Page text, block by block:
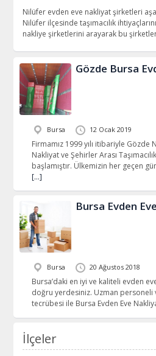
Nilüfer evden eve nakliyat şirketleri
Nilüfer ilçesinde taşımacılık
nakliye şirketlerini arayarak bu
Gözde Bursa
Bursa 12 Ocak 2019
Firmamız 1999 yılı itibariyle Gözde
Nakliyat ve Şehirler Arası
başlamıştır. Ülkemizin her geçen
[…]
Bursa Evden
Bursa 20 Ağustos 2018
Bursa’daki en iyi ve kaliteli evden
doğru yerdesiniz. Uzman personeli
tecrübesi ile Bursa Evden Eve
İlçeler